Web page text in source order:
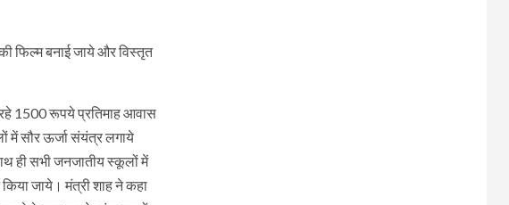
फिल्म बनाई जाये और विस्तृत
रहे 1500 रूपये प्रतिमाह आवास
में सौर ऊर्जा संयंत्र लगाये
ही सभी जनजातीय स्कूलों में
किया जाये। मंत्री शाह ने कहा